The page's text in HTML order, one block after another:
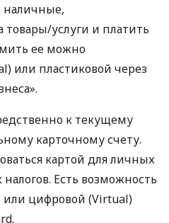
наличные,
товары/услуги и платить
ее можно
или пластиковой через
к текущему
карточному счету.
картой для личных
Есть возможность
или цифровой (Virtual)